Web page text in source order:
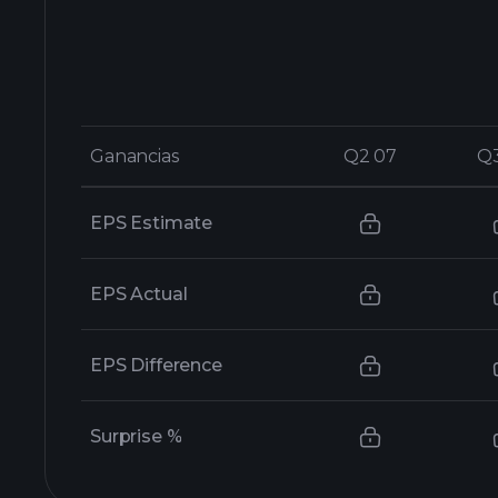
Ganancias Q2 07
Ganancias Q2 07
EPS Estimate
EPS Actual
EPS Difference
Surprise %